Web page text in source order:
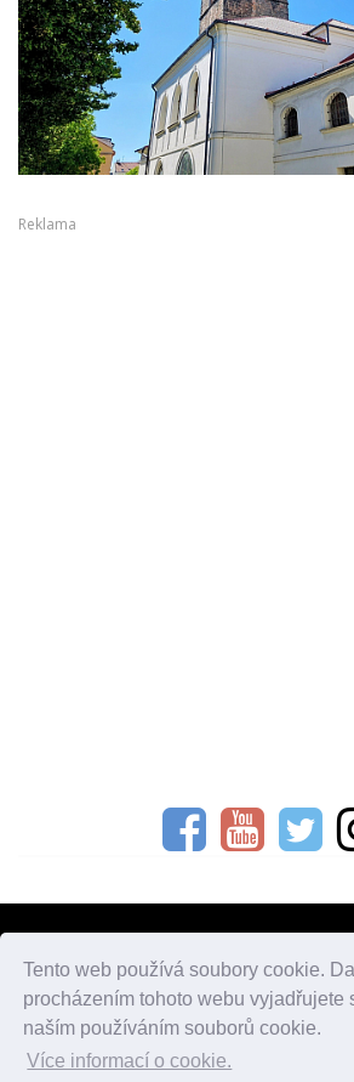
Tento web používá soubory cookie.
procházením tohoto webu vyjadřujete
naším používáním souborů cookie.
Více informací o cookie.
Reklama
atlaspamatek.info